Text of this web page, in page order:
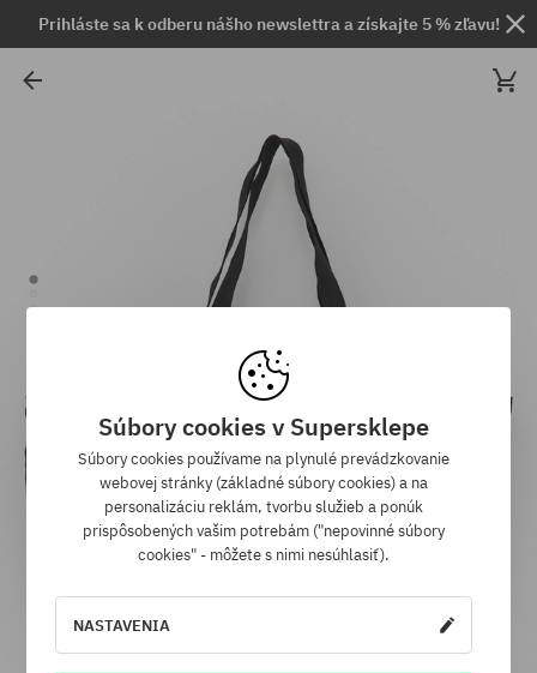
Prihláste sa k odberu nášho newslettra a získajte 5 % zľavu!
Súbory cookies v Supersklepe
Súbory cookies používame na plynulé prevádzkovanie
webovej stránky (základné súbory cookies) a na
personalizáciu reklám, tvorbu služieb a ponúk
prispôsobených vašim potrebám ("nepovinné súbory
cookies" - môžete s nimi nesúhlasiť).
NASTAVENIA